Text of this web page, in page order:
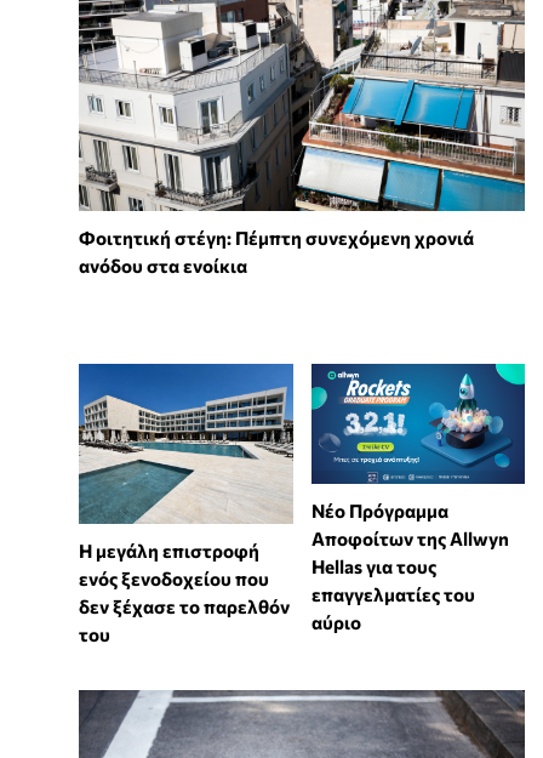
Φοιτητική στέγη: Πέμπτη συνεχόμενη χρονιά
ανόδου στα ενοίκια
Η μεγάλη επιστροφή
ενός ξενοδοχείου που
δεν ξέχασε το παρελθόν
του
Νέο Πρόγραμμα
Αποφοίτων της Allwyn
Hellas για τους
επαγγελματίες του
αύριο